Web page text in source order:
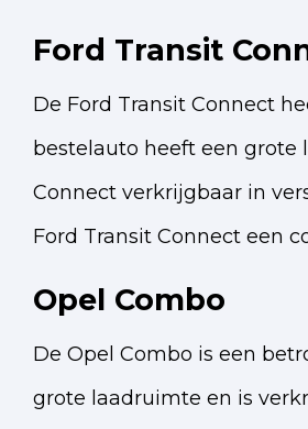
Ford Transit
De Ford Transit Connect
bestelauto heeft een grote
Connect verkrijgbaar in
Ford Transit Connect een
Opel Combo
De Opel Combo is een
grote laadruimte en is